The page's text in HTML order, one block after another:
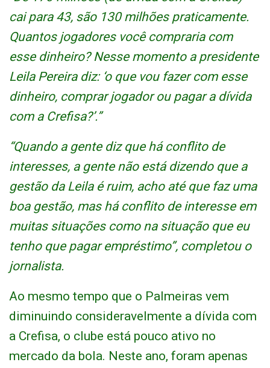
cai para 43, são 130 milhões praticamente.
Quantos jogadores você compraria com
esse dinheiro? Nesse momento a presidente
Leila Pereira diz: ‘o que vou fazer com esse
dinheiro, comprar jogador ou pagar a dívida
com a Crefisa?’.”
“Quando a gente diz que há conflito de
interesses, a gente não está dizendo que a
gestão da Leila é ruim, acho até que faz uma
boa gestão, mas há conflito de interesse em
muitas situações como na situação que eu
tenho que pagar empréstimo”, completou o
jornalista.
Ao mesmo tempo que o Palmeiras vem
diminuindo consideravelmente a dívida com
a Crefisa, o clube está pouco ativo no
mercado da bola. Neste ano, foram apenas